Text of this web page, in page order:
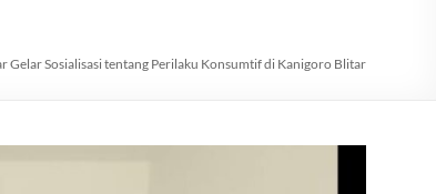
Gelar Sosialisasi tentang Perilaku Konsumtif di Kanigoro Blitar